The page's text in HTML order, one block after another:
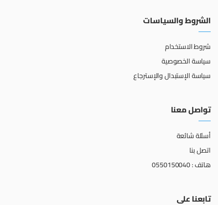
الشروط والسياسات
شروط الاستخدام
سياسة الخصوصية
سياسة الإستبدال والإسترجاع
تواصل معنا
أسئلة شائعة
اتصل بنا
هاتف : 0550150040
تابعنا على